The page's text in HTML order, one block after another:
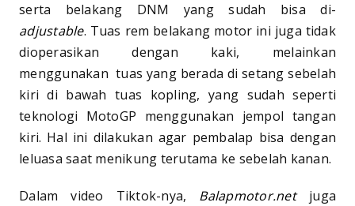
serta belakang DNM yang sudah bisa di-
adjustable. Tuas rem belakang motor ini juga tidak
dioperasikan dengan kaki, melainkan
menggunakan tuas yang berada di setang sebelah
kiri di bawah tuas kopling, yang sudah seperti
teknologi MotoGP menggunakan jempol tangan
kiri. Hal ini dilakukan agar pembalap bisa dengan
leluasa saat menikung terutama ke sebelah kanan.
Dalam video Tiktok-nya, Balapmotor.netjuga